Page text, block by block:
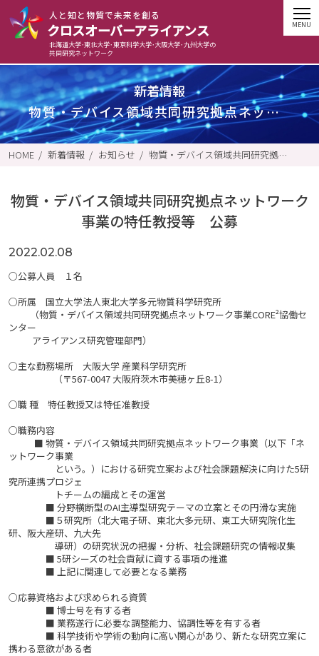
⼈と知と物質で未来を創る
クロスオーバーアライアンス
北海道大学･東北大学･東京科学大学･大阪大学･九州大学の
共同研究ネットワーク
新着情報
物質・デバイス領域共同研究拠点ネットワーク事業の特任教授等 公募
HOME 新着情報 お知らせ 物質・デバイス領域共同研究拠点ネットワーク事業の特任教授等 公募
物質・デバイス領域共同研究拠点ネットワーク
事業の特任教授等 公募
2022.02.08
○公募人員 １名
○所属 国立大学法人東北大学多元物質科学研究所
（物質・デバイス領域共同研究拠点ネットワーク事業CORE²協働セ
ンター
アライアンス研究管理部門）
○主な勤務場所 大阪大学 産業科学研究所
（〒567-0047 大阪府茨木市美穂ヶ丘8-1）
○職 種 特任教授又は特任准教授
○職務内容
■ 物質・デバイス領域共同研究拠点ネットワーク事業（以下「ネ
ットワーク事業
という。）における研究立案および社会課題解決に向けた5研
究所連携プロジェ
トチームの編成とその運営
■ 分野横断型のAI主導型研究テーマの立案とその円滑な実施
■５研究所（北大電子研、東北大多元研、東工大研究院化生
研、阪大産研、九大先
導研）の研究状況の把握・分析、社会課題研究の情報収集
■ 5研シーズの社会貢献に資する事項の推進
■ 上記に関連して必要となる業務
○応募資格および求められる資質
■ 博士号を有する者
■ 業務遂行に必要な調整能力、協調性等を有する者
■ 科学技術や学術の動向に高い関心があり、新たな研究立案に
携わる意欲がある者